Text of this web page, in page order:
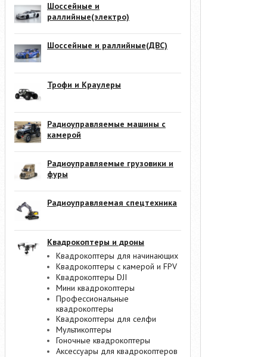
Шоссейные и
раллийные(электро)
Шоссейные и раллийные(ДВС)
Трофи и Краулеры
Радиоуправляемые машины с
камерой
Радиоуправляемые грузовики и
фуры
Радиоуправляемая спецтехника
Квадрокоптеры и дроны
Квадрокоптеры для начинающих
Квадрокоптеры с камерой и FPV
Квадрокоптеры DJI
Мини квадрокоптеры
Профессиональные
квадрокоптеры
Квадрокоптеры для селфи
Мультикоптеры
Гоночные квадрокоптеры
Аксессуары для квадрокоптеров